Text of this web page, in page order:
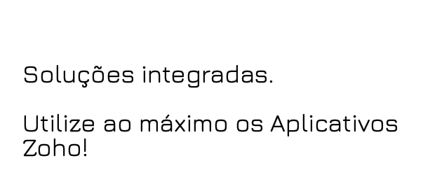
Soluções integradas.
Utilize ao máximo os Aplicativos
Zoho!